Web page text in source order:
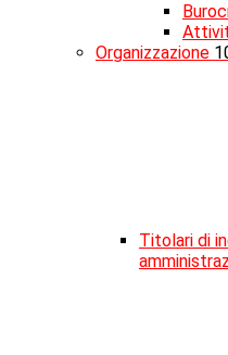
Organizzazione
Titolari di